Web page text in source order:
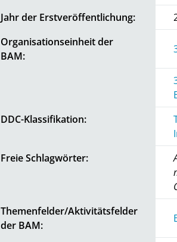
Jahr der Erstveröffentlichung:
Organisationseinheit der
BAM:
DDC-Klassifikation:
Freie Schlagwörter:
Themenfelder/Aktivitätsfelder
der BAM: